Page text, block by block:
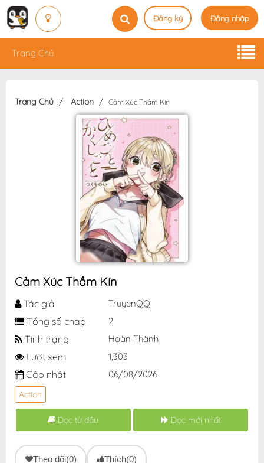
Đăng ký Đăng nhập
Trang Chủ
Trang Chủ Action Cảm Xúc Thầm Kín
Cảm Xúc Thầm Kín
Tác giả TruyenQQ
Tổng số chap 2
Tình trạng Hoàn Thành
Lượt xem 1,303
Cập nhật 06/08/2026
Action
Đọc từ đầu Đọc mới nhất
Theo dõi(0) Thích(0)